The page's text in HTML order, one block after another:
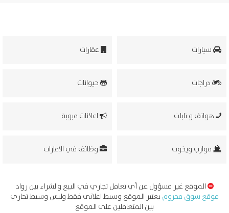
سيارات عقارات
دراجات حيوانات
هواتف و تابلت اعلانات مبوبة
قوارب ويخوت وظائف في الامارات
الموقع غير مسؤول عن أي تعامل تجاري في البيع والشراء بين رواد
موقع سوق محروميعتبر الموقع وسيط اعلاني فقط وليس وسيط تجاري
بين المتعاملين على الموقع